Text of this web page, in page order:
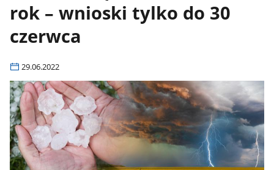
rok – wnioski tylko do 30
czerwca
29.06.2022